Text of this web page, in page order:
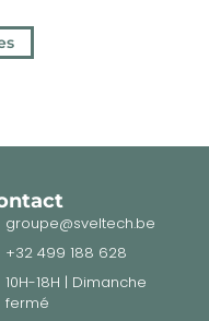
groupe@sveltech.be
+32 499 188 628
10H-18H | Dimanche
fermé